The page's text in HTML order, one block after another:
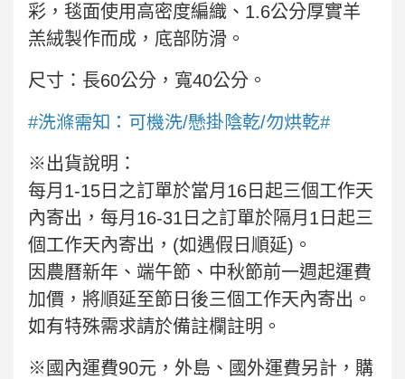
彩，毯面使用高密度編織、1.6公分厚實羊
羔絨製作而成，底部防滑。
尺寸：長60公分，寬40公分。
#洗滌需知：可機洗/懸掛陰乾/勿烘乾#
※出貨說明：
每月1-15日之訂單於當月16日起三個工作天
內寄出，每月16-31日之訂單於隔月1日起三
個工作天內寄出，(如遇假日順延)。
因農曆新年、端午節、中秋節前一週起運費
加價，將順延至節日後三個工作天內寄出。
如有特殊需求請於備註欄註明。
※國內運費90元，外島、國外運費另計，購